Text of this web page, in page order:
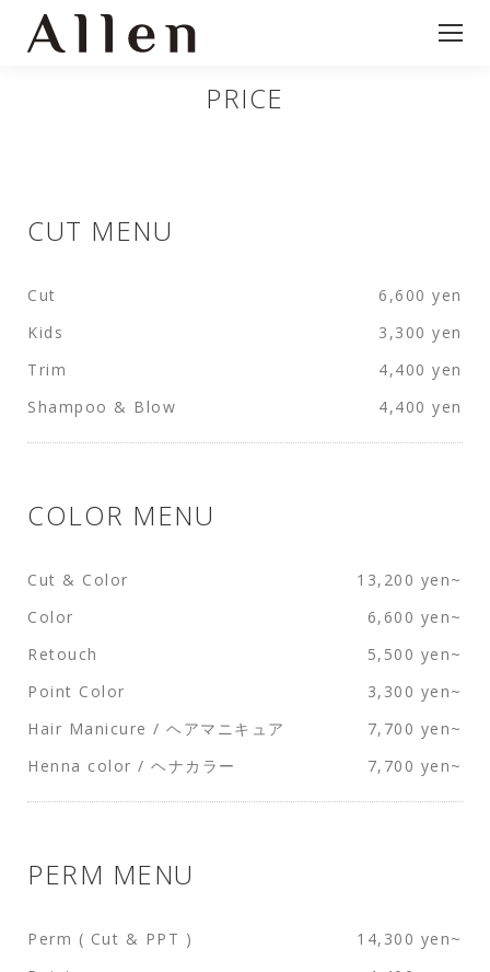
PRICE
CUT MENU
Cut
6,600 yen
Kids
3,300 yen
Trim
4,400 yen
Shampoo & Blow
4,400 yen
COLOR MENU
Cut & Color
13,200 yen~
Color
6,600 yen~
Retouch
5,500 yen~
Point Color
3,300 yen~
Hair Manicure / ヘアマニキュア
7,700 yen~
Henna color / ヘナカラー
7,700 yen~
PERM MENU
Perm ( Cut & PPT )
14,300 yen~